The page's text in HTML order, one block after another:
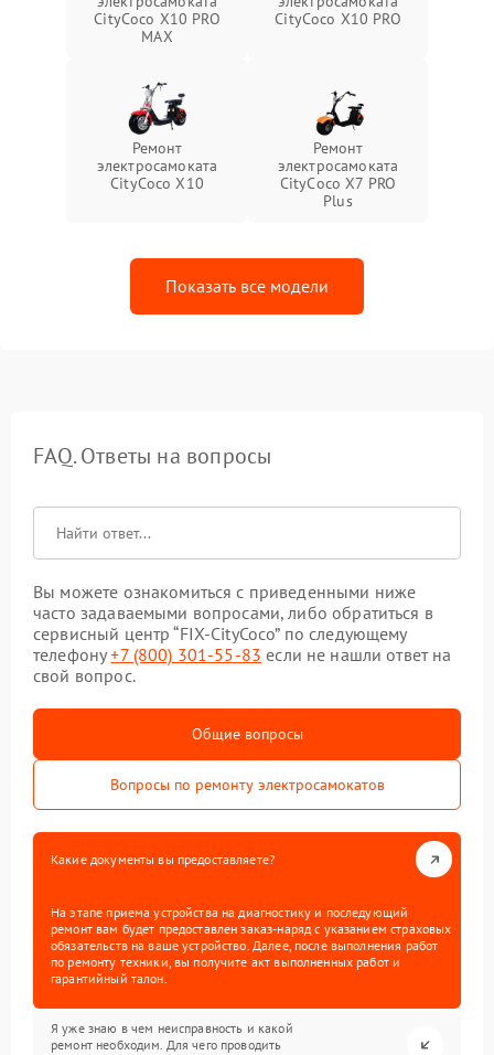
CityCoco X10 PRO
MAX
CityCoco X10 PRO
Ремонт
электросамоката
CityCoco X10
Ремонт
электросамоката
CityCoco X7 PRO
Plus
Показать все модели
FAQ. Ответы на вопросы
Вы можете ознакомиться с приведенными ниже
часто задаваемыми вопросами, либо обратиться в
сервисный центр “FIX-CityCoco” по следующему
телефону+7 (800) 301-55-83 если не нашли ответ на
свой вопрос.
Общие вопросы
Вопросы по ремонту электросамокатов
Какие документы вы предоставляете?
На этапе приема устройства на диагностику и последующий
ремонт вам будет предоставлен заказ-наряд с указанием страховых
обязательств на ваше устройство. Далее, после выполнения работ
по ремонту техники, вы получите акт выполненных работ и
гарантийный талон.
Я уже знаю в чем неисправность и какой
ремонт необходим. Для чего проводить